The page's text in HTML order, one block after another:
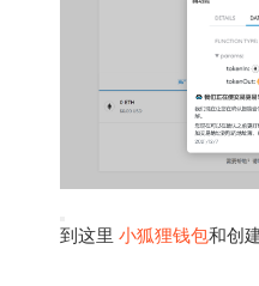
到这里 小狐狸钱包和创